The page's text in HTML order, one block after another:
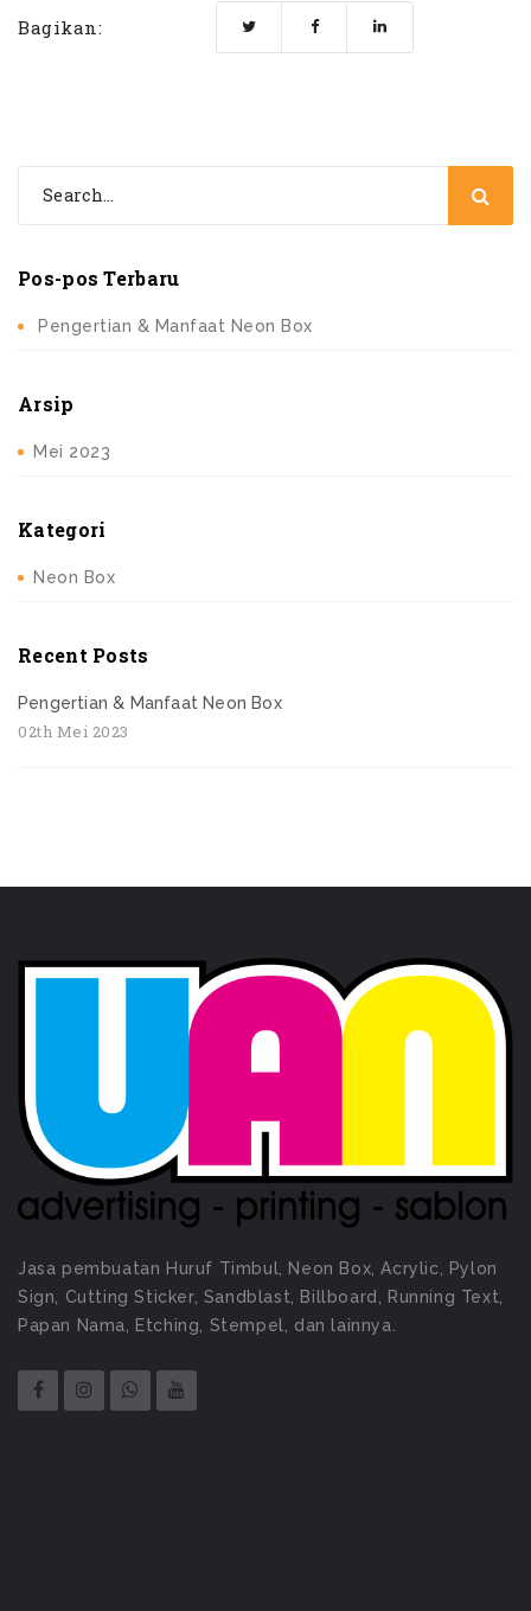
Bagikan:
Pos-pos Terbaru
Pengertian & Manfaat Neon Box
Arsip
Mei 2023
Kategori
Neon Box
Recent Posts
Pengertian & Manfaat Neon Box
02th Mei 2023
Jasa pembuatan Huruf Timbul, Neon Box, Acrylic, Pylon
Sign, Cutting Sticker, Sandblast, Billboard, Running Text,
Papan Nama, Etching, Stempel, dan lainnya.